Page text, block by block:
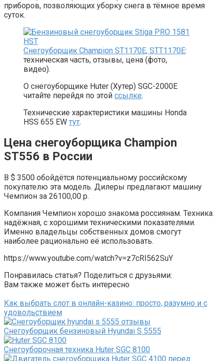
приборов, позволяющих уборку снега в тёмное время
суток.
Снегоуборщик Champion ST1170E, STT1170E:
техническая часть, отзывы, цена (фото,
видео).
О снегоуборщике Huter (Хутер) SGC-2000E
читайте перейдя по этой ссылке.
Технические характеристики машины Honda
HSS 655 EW тут.
Цена снегоуборщика Champion
ST556 в России
В $ 3500 обойдётся потенциальному российскому
покупателю эта модель. Дилеры предлагают машину
Чемпион за 26100,00 р.
Компания Чемпион хорошо знакома россиянам. Техника
надёжная, с хорошими техническими показателями.
Именно владельцы собственных домов смогут
наиболее рационально её использовать.
https://www.youtube.com/watch?v=z7cRI562SuY
Понравилась статья? Поделиться с друзьями:
Вам также может быть интересно
Как выбрать слот в онлайн-казино: просто, разумно и с
удовольствием
Снегоуборщик бензиновый Hyundai S 5555
Снегоуборочная техника Huter SGC 8100